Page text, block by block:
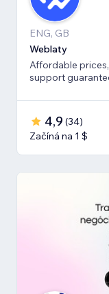
ENG, GB
Weblaty
Affordable
support
4,9 (34)
Začíná na 1 $